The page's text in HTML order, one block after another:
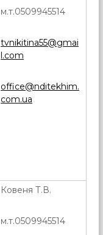
м.т.0509945514
tvnikitina55@gmai
l.com
office@nditekhim.
com.ua
Ковеня Т.В.
м.т.0509945514